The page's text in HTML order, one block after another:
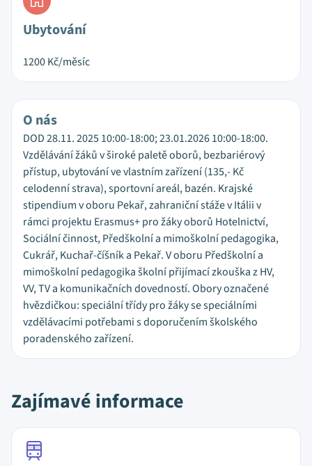
Ubytování
1200Kč/měsíc
O nás
DOD 28.11. 2025 10:00-18:00; 23.01.2026 10:00-18:00.
Vzdělávání žáků v široké paletě oborů, bezbariérový
přístup, ubytování ve vlastním zařízení (135,- Kč
celodenní strava), sportovní areál, bazén. Krajské
stipendium v oboru Pekař, zahraniční stáže v Itálii v
rámci projektu Erasmus+ pro žáky oborů Hotelnictví,
Sociální činnost, Předškolní a mimoškolní pedagogika,
Cukrář, Kuchař-číšník a Pekař. V oboru Předškolní a
mimoškolní pedagogika školní přijímací zkouška z HV,
VV, TV a komunikačních dovedností. Obory označené
hvězdičkou: speciální třídy pro žáky se speciálními
vzdělávacími potřebami s doporučením školského
poradenského zařízení.
Zajímavé informace